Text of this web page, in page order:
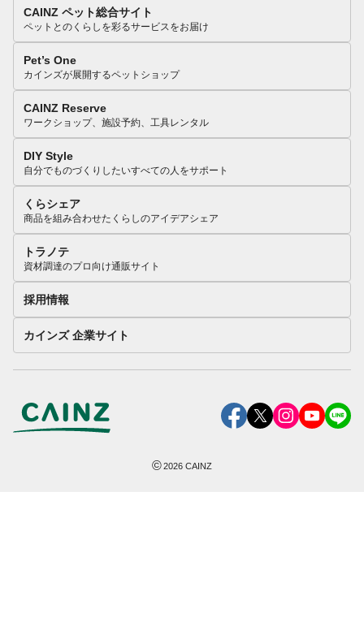
CAINZ ペット総合サイト
ペットとのくらしを彩るサービスをお届け
Pet’s One
カインズが展開するペットショップ
CAINZ Reserve
ワークショップ、施設予約、工具レンタル
DIY Style
自分でものづくりしたいすべての人をサポート
くらシェア
商品を組み合わせたくらしのアイデアシェア
トラノテ
資材調達のプロ向け通販サイト
採用情報
カインズ 企業サイト
©2026 CAINZ